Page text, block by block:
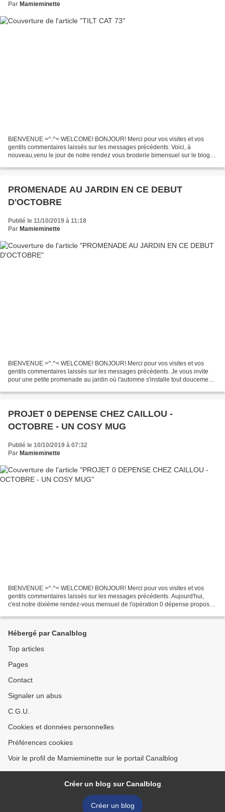
Par Mamieminette
BIENVENUE >^.^< WELCOME! BONJOUR! Merci pour vos visites et vos
gentils commentaires laissés sur les messages précédents. Voici, à
nouveau,venu le jour de notre rendez vous broderie bimensuel sur le blog
PROMENADE AU JARDIN EN CE DEBUT
D'OCTOBRE
Publié le 11/10/2019 à 11:18
Par Mamieminette
BIENVENUE >^.^< WELCOME! BONJOUR! Merci pour vos visites et vos
gentils commentaires laissés sur les messages précédents. Je vous invite
pour une petite promenade au jardin où l'automne s'installe tout doucement,
PROJET 0 DEPENSE CHEZ CAILLOU -
OCTOBRE - UN COSY MUG
Publié le 10/10/2019 à 07:32
Par Mamieminette
BIENVENUE >^.^< WELCOME! BONJOUR! Merci pour vos visites et vos
gentils commentaires laissés sur les messages précédents. Aujourd'hui,
c'est notre dixième rendez-vous mensuel de l'opération 0 dépense proposée
Hébergé par Canalblog
Top articles
Pages
Contact
Signaler un abus
C.G.U.
Cookies et données personnelles
Préférences cookies
Voir le profil de Mamieminette sur le portail Canalblog
Créer un blog sur Canalblog
Créer un blog